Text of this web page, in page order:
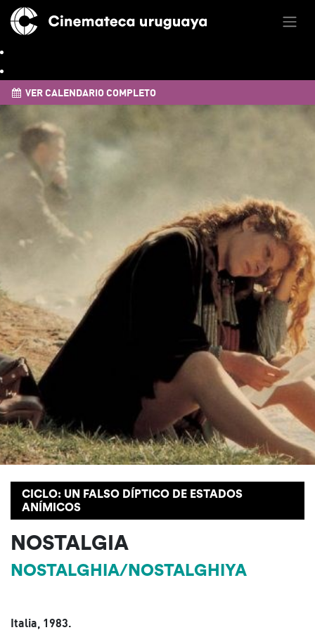
VER CALENDARIO COMPLETO
CICLO: UN FALSO DÍPTICO DE ESTADOS
ANÍMICOS
NOSTALGIA
NOSTALGHIA/NOSTALGHIYA
Italia, 1983.